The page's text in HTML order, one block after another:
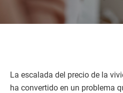
La escalada del precio de la
ha convertido en un problema